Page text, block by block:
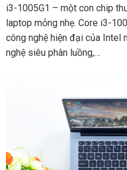
i3-1005G1 – một con chip
laptop mỏng nhẹ. Core i3-
công nghệ hiện đại của Intel
nghệ siêu phân luồng,…